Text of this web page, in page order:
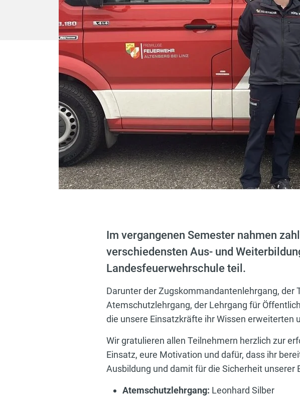
Im vergangenen Semester nahmen
verschiedensten Aus- und
Landesfeuerwehrschule teil.
Darunter der Zugskommandantenlehrgang, der
Atemschutzlehrgang, der Lehrgang für
die unsere Einsatzkräfte ihr Wissen erweiterten
Wir gratulieren allen Teilnehmern herzlich zur
Einsatz, eure Motivation und dafür, dass ihr
Ausbildung und damit für die Sicherheit unserer
Atemschutzlehrgang: Leonhard Silber